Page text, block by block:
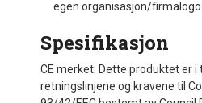
egen organisasjon/
Spesifikasjon
CE merket: Dette produktet er i
retningslinjene og kravene til